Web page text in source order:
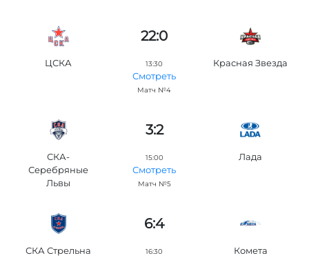
22:0
ЦСКА 13:30
Смотреть
Матч №4
Красная Звезда
3:2
СКА-
Серебряные
Львы
15:00
Смотреть
Матч №5
Лада
6:4
СКА Стрельна 16:30 Комета